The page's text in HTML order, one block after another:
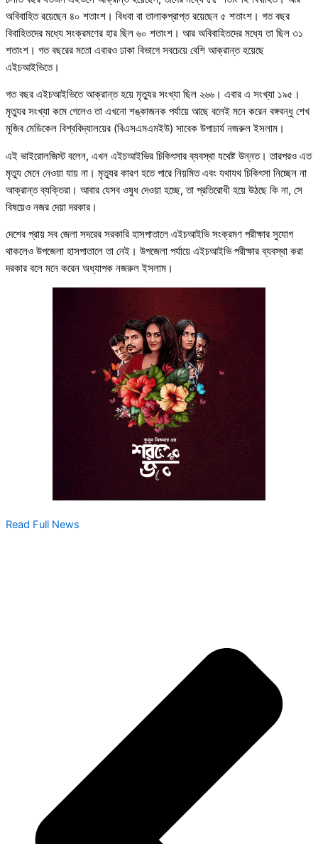
অবিবাহিত রয়েছেন ৪০ শতাংশ। বিধবা বা তালাকপ্রাপ্ত রয়েছেন ৫ শতাংশ। গত বছর
বিবাহিতদের মধ্যে সংক্রমণের হার ছিল ৬০ শতাংশ। আর অবিবাহিতদের মধ্যে তা ছিল ৩১
শতাংশ। গত বছরের মতো এবারও ঢাকা বিভাগে সবচেয়ে বেশি আক্রান্ত হয়েছে
এইচআইভিতে।
গত বছর এইচআইভিতে আক্রান্ত হয়ে মৃত্যুর সংখ্যা ছিল ২৬৬। এবার এ সংখ্যা ১৯৫।
মৃত্যুর সংখ্যা কমে গেলেও তা এখনো শঙ্কাজনক পর্যায়ে আছে বলেই মনে করেন বঙ্গবন্ধু শেখ
মুজিব মেডিকেল বিশ্ববিদ্যালয়ের (বিএসএমএমইউ) সাবেক উপাচার্য নজরুল ইসলাম।
এই ভাইরোলজিস্ট বলেন, এখন এইচআইভির চিকিৎসার ব্যবস্থা যথেষ্ট উন্নত। তারপরও এত
মৃত্যু মেনে নেওয়া যায় না। মৃত্যুর কারণ হতে পারে নিয়মিত এবং যথাযথ চিকিৎসা নিচ্ছেন না
আক্রান্ত ব্যক্তিরা। আবার যেসব ওষুধ দেওয়া হচ্ছে, তা প্রতিরোধী হয়ে উঠছে কি না, সে
বিষয়েও নজর দেয়া দরকার।
দেশের প্রায় সব জেলা সদরের সরকারি হাসপাতালে এইচআইভি সংক্রমণ পরীক্ষার সুযোগ
থাকলেও উপজেলা হাসপাতালে তা নেই। উপজেলা পর্যায়ে এইচআইভি পরীক্ষার ব্যবস্থা করা
দরকার বলে মনে করেন অধ্যাপক নজরুল ইসলাম।
Read Full News